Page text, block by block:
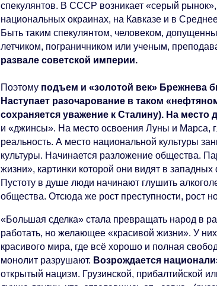
спекулянтов. В СССР возникает «серый
национальных окраинах, на Кавказе и в
Быть таким спекулянтом, человеком,
летчиком, пограничником или ученым,
развале советской империи.
Поэтому подъем и «золотой век» Брежнева
Наступает разочарование в таком
сохраняется уважение к Сталину). На
и «джинсы». На место освоения Луны и Марса,
реальность. А место национальной культуры
культуры. Начинается разложение общества.
жизни», картинки которой они видят в
Пустоту в душе люди начинают глушить
общества. Отсюда же рост преступности, рост
«Большая сделка» стала превращать народ в
работать, но желающее «красивой жизни». У
красивого мира, где всё хорошо и полная
монолит разрушают. Возрождается
открытый нацизм. Грузинской, прибалтийской